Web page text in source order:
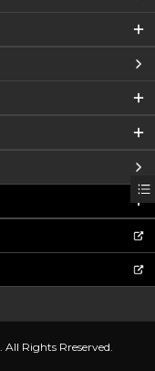
All Rights Rreserved.